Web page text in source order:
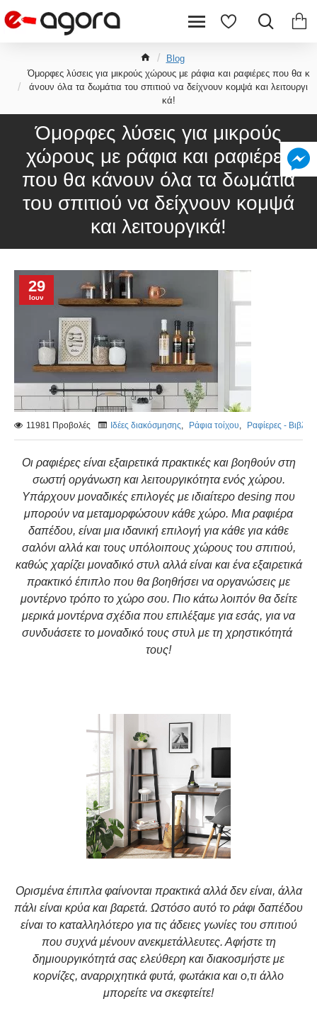
Blog
Όμορφες λύσεις για μικρούς χώρους με ράφια και ραφιέρες που θα κ
άνουν όλα τα δωμάτια του σπιτιού να δείχνουν κομψά και λειτουργι
κά!
Όμορφες λύσεις για μικρούς
χώρους με ράφια και ραφιέρες
που θα κάνουν όλα τα δωμάτια
του σπιτιού να δείχνουν κομψά
και λειτουργικά!
29
Ιουν
11981 Προβολές Iδέες διακόσμησης, Ράφια τοίχου, Ραφίερες -
Οι ραφιέρες είναι εξαιρετικά πρακτικές και βοηθούν στη
σωστή οργάνωση και λειτουργικότητα ενός χώρου.
Υπάρχουν μοναδικές επιλογές με ιδιαίτερο desing που
μπορούν να μεταμορφώσουν κάθε χώρο. Μια ραφιέρα
δαπέδου, είναι μια ιδανική επιλογή για κάθε για κάθε
σαλόνι αλλά και τους υπόλοιπους χώρους του σπιτιού,
καθώς χαρίζει μοναδικό στυλ αλλά είναι και ένα εξαιρετικά
πρακτικό έπιπλο που θα βοηθήσει να οργανώσεις με
μοντέρνο τρόπο το χώρο σου. Πιο κάτω λοιπόν θα δείτε
μερικά μοντέρνα σχέδια που επιλέξαμε για εσάς, για να
συνδυάσετε το μοναδικό τους στυλ με τη χρηστικότητά
τους!
Ορισμένα έπιπλα φαίνονται πρακτικά αλλά δεν είναι, άλλα
πάλι είναι κρύα και βαρετά. Ωστόσο αυτό το ράφι δαπέδου
είναι το καταλληλότερο για τις άδειες γωνίες του σπιτιού
που συχνά μένουν ανεκμετάλλευτες. Αφήστε τη
δημιουργικότητά σας ελεύθερη και διακοσμήστε με
κορνίζες, αναρριχητικά φυτά, φωτάκια και ο,τι άλλο
μπορείτε να σκεφτείτε!